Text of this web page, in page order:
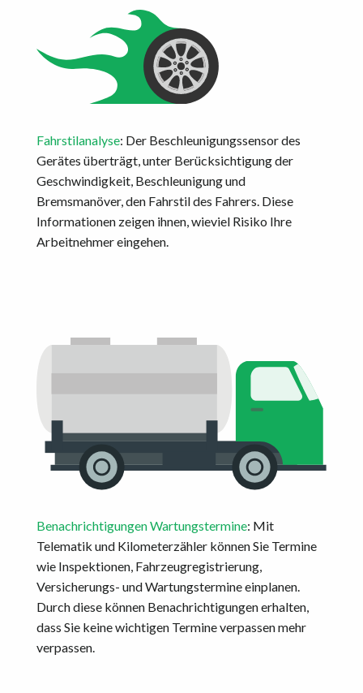
Fahrstilanalyse: Der Beschleunigungssensor des
Gerätes überträgt, unter Berücksichtigung der
Geschwindigkeit, Beschleunigung und
Bremsmanöver, den Fahrstil des Fahrers. Diese
Informationen zeigen ihnen, wieviel Risiko Ihre
Arbeitnehmer eingehen.
Benachrichtigungen Wartungstermine: Mit
Telematik und Kilometerzähler können Sie Termine
wie Inspektionen, Fahrzeugregistrierung,
Versicherungs- und Wartungstermine einplanen.
Durch diese können Benachrichtigungen erhalten,
dass Sie keine wichtigen Termine verpassen mehr
verpassen.